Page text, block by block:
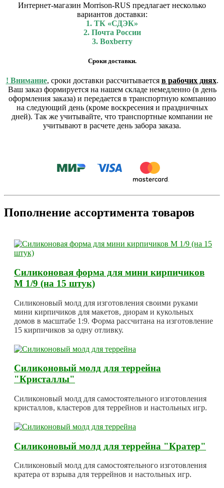
Интернет-магазин Morrison-RUS предлагает несколько
вариантов доставки:
1. ТК «СДЭК»
2. Почта России
3. Boxberry
Сроки доставки.
! Внимание, сроки доставки рассчитывается в рабочих днях.
Ваш заказ формируется на нашем складе немедленно (в день
оформления заказа) и передается в транспортную компанию
на следующий день (кроме воскресения и праздничных
дней). Так же учитывайте, что транспортные компании не
учитывают в расчете день забора заказа.
Пополнение ассортимента товаров
Силиконовая форма для мини кирпичиков
М 1/9 (на 15 штук)
Силиконовый молд для изготовления своими руками
мини кирпичиков для макетов, диорам и кукольных
домов в масштабе 1:9. Форма рассчитана на изготовление
15 кирпичиков за одну отливку.
Силиконовый молд для террейна
"Кристаллы"
Силиконовый молд для самостоятельного изготовления
кристаллов, кластеров для террейнов и настольных игр.
Силиконовый молд для террейна "Кратер"
Силиконовый молд для самостоятельного изготовления
кратера от взрыва для террейнов и настольных игр.